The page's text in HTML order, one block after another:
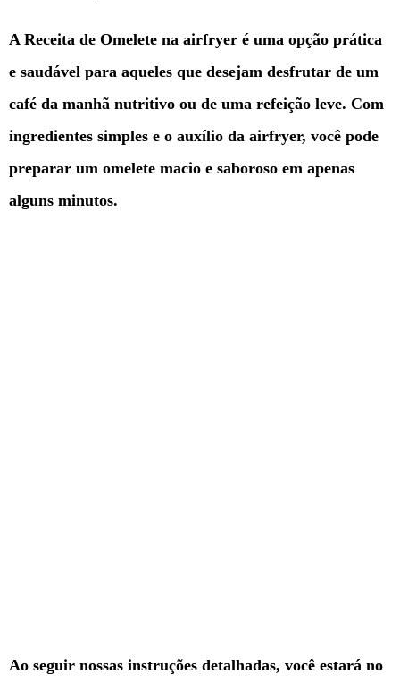
A Receita de Omelete na airfryer é uma opção prática
e saudável para aqueles que desejam desfrutar de um
café da manhã nutritivo ou de uma refeição leve. Com
ingredientes simples e o auxílio da airfryer, você pode
preparar um omelete macio e saboroso em apenas
alguns minutos.
Ao seguir nossas instruções detalhadas, você estará no